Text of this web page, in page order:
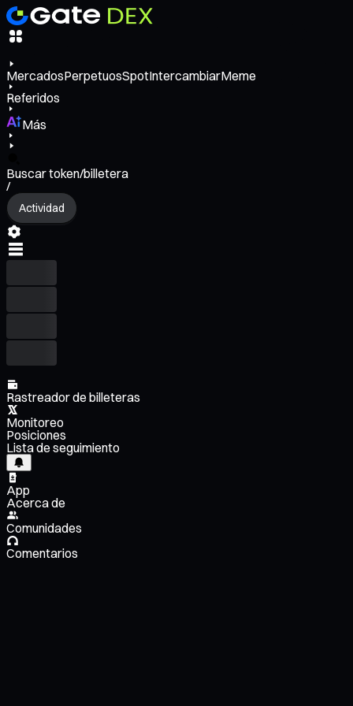
MercadosPerpetuosSpotIntercambiarMeme
Referidos
Más
Buscar token/billetera
/
Actividad
Rastreador de billeteras
Monitoreo
Posiciones
Lista de seguimiento
App
Acerca de
Comunidades
Comentarios